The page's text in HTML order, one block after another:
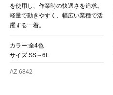
を使用し、作業時の快適さを追求。
軽量で動きやすく、幅広い業種で活
躍する一着。
カラー:全4色
サイズ:SS～6L
AZ-6842